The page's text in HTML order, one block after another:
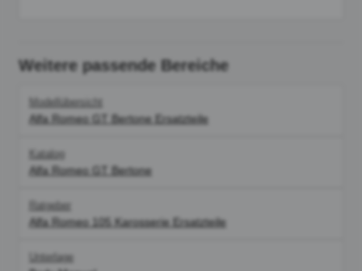
Weitere passende Bereiche
Modellübersicht
Alfa Romeo GT Bertone Ersatzteile
Katalog
Alfa Romeo GT Bertone
Ratgeber
Alfa Romeo 105 Karosserie Ersatzteile
Unterlage